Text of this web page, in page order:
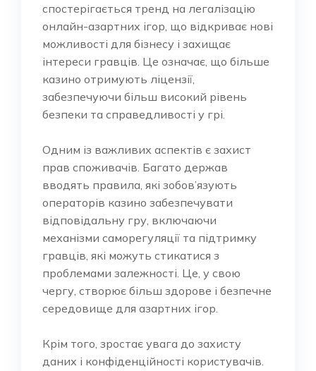
спостерігається тренд на легалізацію
онлайн-азартних ігор, що відкриває нові
можливості для бізнесу і захищає
інтереси гравців. Це означає, що більше
казино отримують ліцензії,
забезпечуючи більш високий рівень
безпеки та справедливості у грі.
Одним із важливих аспектів є захист
прав споживачів. Багато держав
вводять правила, які зобов’язують
операторів казино забезпечувати
відповідальну гру, включаючи
механізми саморегуляції та підтримку
гравців, які можуть стикатися з
проблемами залежності. Це, у свою
чергу, створює більш здорове і безпечне
середовище для азартних ігор.
Крім того, зростає увага до захисту
даних і конфіденційності користувачів.